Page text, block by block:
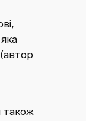
також